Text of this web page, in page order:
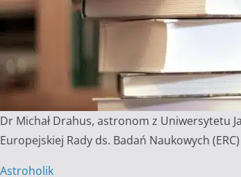
Dr Michał Drahus, astronom z Uniwersytetu
Europejskiej Rady ds. Badań Naukowych
Astroholik